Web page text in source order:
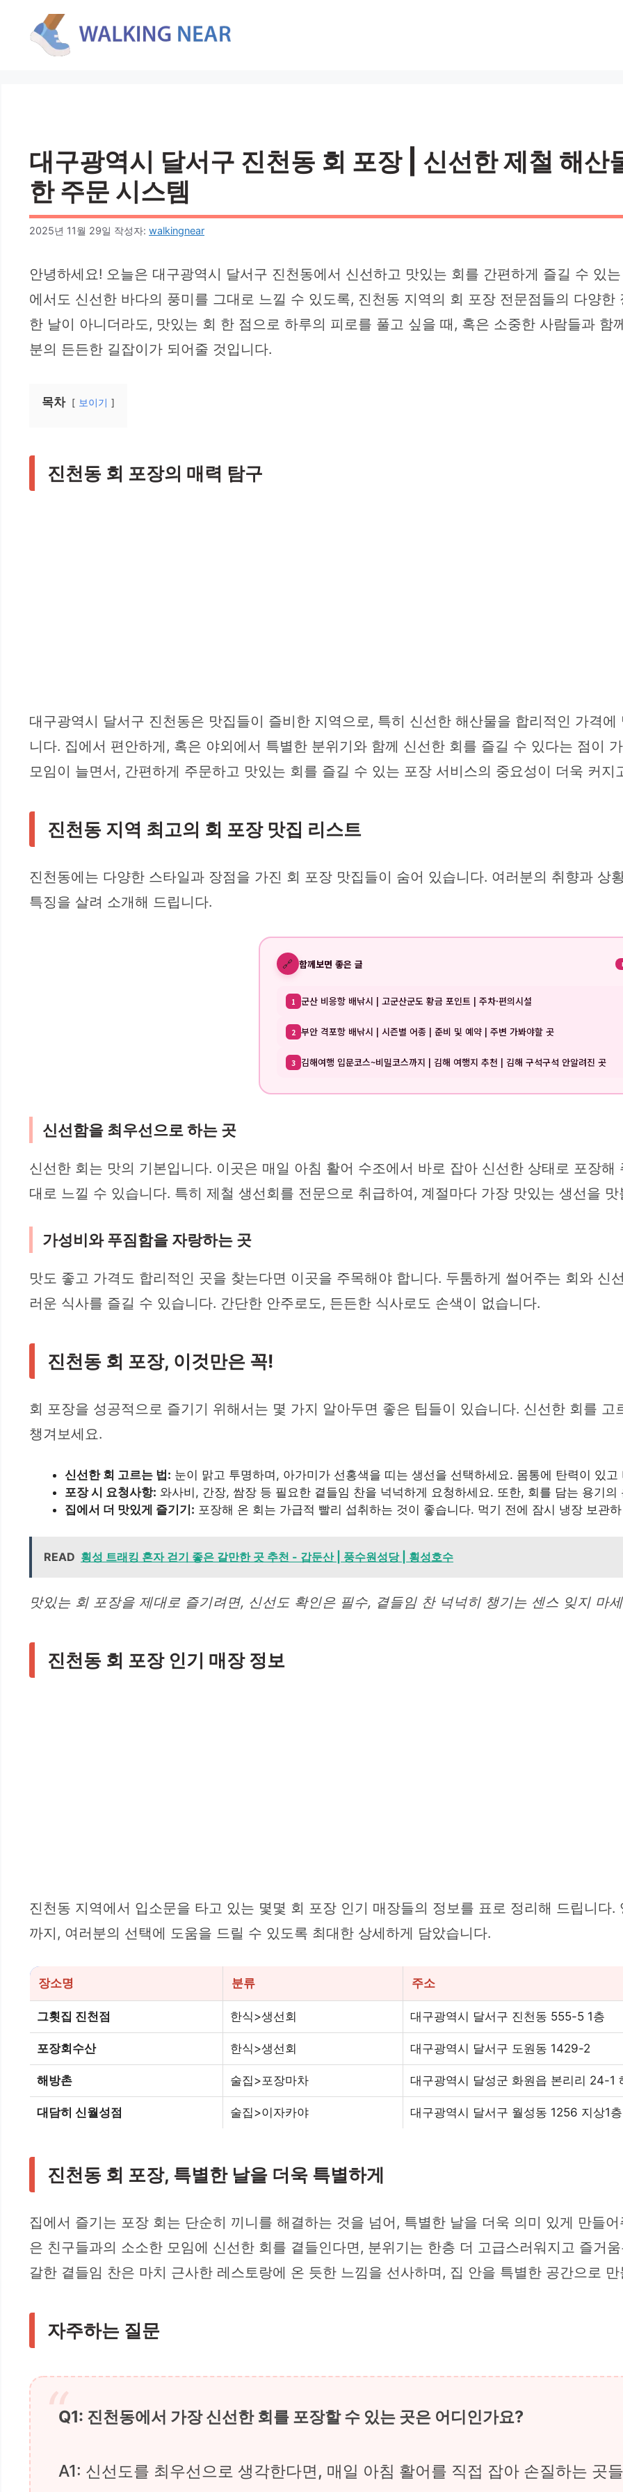
대구광역시 달서구 진천동 회 포장 | 신선한 제철 해
한 주문 시스템
2025년 11월 29일 작성자: walkingnear
안녕하세요! 오늘은 대구광역시 달서구 진천동에서 신선하고 맛있는 회를 간편하게 즐길 수 있
에서도 신선한 바다의 풍미를 그대로 느낄 수 있도록, 진천동 지역의 회 포장 전문점들의 다양
한 날이 아니더라도, 맛있는 회 한 점으로 하루의 피로를 풀고 싶을 때, 혹은 소중한 사람들과
분의 든든한 길잡이가 되어줄 것입니다.
목차 보이기
진천동 회 포장의 매력 탐구
대구광역시 달서구 진천동은 맛집들이 즐비한 지역으로, 특히 신선한 해산물을 합리적인 가격
니다. 집에서 편안하게, 혹은 야외에서 특별한 분위기와 함께 신선한 회를 즐길 수 있다는 점이
모임이 늘면서, 간편하게 주문하고 맛있는 회를 즐길 수 있는 포장 서비스의 중요성이 더욱 커지
진천동 지역 최고의 회 포장 맛집 리스트
진천동에는 다양한 스타일과 장점을 가진 회 포장 맛집들이 숨어 있습니다. 여러분의 취향과 상
특징을 살려 소개해 드립니다.
🔗 함께보면 좋은 글
1 군산 비응항 배낚시 | 고군산군도 황금 포인트 | 주차·편의시설
2 부안 격포항 배낚시 | 시즌별 어종 | 준비 및 예약 | 주변 가봐야할 곳
3 김해여행 입문코스~비밀코스까지 | 김해 여행지 추천 | 김해 구석구석 안알려진 곳
신선함을 최우선으로 하는 곳
신선한 회는 맛의 기본입니다. 이곳은 매일 아침 활어 수조에서 바로 잡아 신선한 상태로 포장
대로 느낄 수 있습니다. 특히 제철 생선회를 전문으로 취급하여, 계절마다 가장 맛있는 생선을
가성비와 푸짐함을 자랑하는 곳
맛도 좋고 가격도 합리적인 곳을 찾는다면 이곳을 주목해야 합니다. 두툼하게 썰어주는 회와 신
러운 식사를 즐길 수 있습니다. 간단한 안주로도, 든든한 식사로도 손색이 없습니다.
진천동 회 포장, 이것만은 꼭!
회 포장을 성공적으로 즐기기 위해서는 몇 가지 알아두면 좋은 팁들이 있습니다. 신선한 회를
챙겨보세요.
신선한 회 고르는 법: 눈이 맑고 투명하며, 아가미가 선홍색을 띠는 생선을 선택하세요. 몸통에 탄력이 있
포장 시 요청사항: 와사비, 간장, 쌈장 등 필요한 곁들임 찬을 넉넉하게 요청하세요. 또한, 회를 담는 용기
집에서 더 맛있게 즐기기: 포장해 온 회는 가급적 빨리 섭취하는 것이 좋습니다. 먹기 전에 잠시 냉장 보관
READ 횡성 트래킹 혼자 걷기 좋은 갈만한 곳 추천 - 갑둔산 | 풍수원성당 | 횡성호수
맛있는 회 포장을 제대로 즐기려면, 신선도 확인은 필수, 곁들임 찬 넉넉히 챙기는 센스 잊지 마
진천동 회 포장 인기 매장 정보
진천동 지역에서 입소문을 타고 있는 몇몇 회 포장 인기 매장들의 정보를 표로 정리해 드립니다
까지, 여러분의 선택에 도움을 드릴 수 있도록 최대한 상세하게 담았습니다.
장소명 분류 주소
그횟집 진천점 한식>생선회 대구광역시 달서구 진천동 555-5 1층
포장회수산 한식>생선회 대구광역시 달서구 도원동 1429-2
해방촌 술집>포장마차 대구광역시 달성군 화원읍 본리리 24-1
대담히 신월성점 술집>이자카야 대구광역시 달서구 월성동 1256 지상1층
진천동 회 포장, 특별한 날을 더욱 특별하게
집에서 즐기는 포장 회는 단순히 끼니를 해결하는 것을 넘어, 특별한 날을 더욱 의미 있게 만들
은 친구들과의 소소한 모임에 신선한 회를 곁들인다면, 분위기는 한층 더 고급스러워지고 즐거
갈한 곁들임 찬은 마치 근사한 레스토랑에 온 듯한 느낌을 선사하며, 집 안을 특별한 공간으로
자주하는 질문
Q1: 진천동에서 가장 신선한 회를 포장할 수 있는 곳은 어디인가요?
A1: 신선도를 최우선으로 생각한다면, 매일 아침 활어를 직접 잡아 손질하는 곳